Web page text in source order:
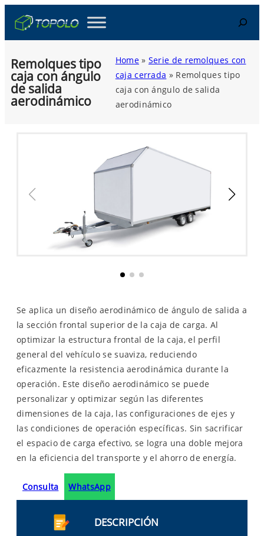
content
Search
Remolques tipo
caja con ángulo
de salida
aerodinámico
Home» Serie de remolques con
caja cerrada » Remolques tipo
caja con ángulo de salida
aerodinámico
Se aplica un diseño aerodinámico de ángulo de salida a
la sección frontal superior de la caja de carga. Al
optimizar la estructura frontal de la caja, el perfil
general del vehículo se suaviza, reduciendo
eficazmente la resistencia aerodinámica durante la
operación. Este diseño aerodinámico se puede
personalizar y optimizar según las diferentes
dimensiones de la caja, las configuraciones de ejes y
las condiciones de operación específicas. Sin sacrificar
el espacio de carga efectivo, se logra una doble mejora
en la eficiencia del transporte y el ahorro de energía.
Consulta WhatsApp
DESCRIPCIÓN